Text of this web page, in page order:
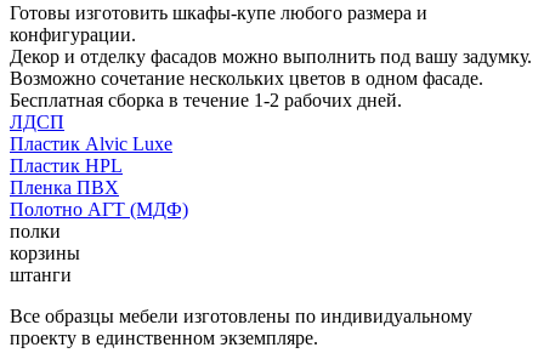
Готовы изготовить шкафы-купе любого размера и
конфигурации.
Декор и отделку фасадов можно выполнить под вашу задумку.
Возможно сочетание нескольких цветов в одном фасаде.
Бесплатная сборка в течение 1-2 рабочих дней.
ЛДСП
Пластик Alvic Luxe
Пластик HPL
Пленка ПВХ
Полотно АГТ (МДФ)
полки
корзины
штанги
Все образцы мебели изготовлены по индивидуальному
проекту в единственном экземпляре.